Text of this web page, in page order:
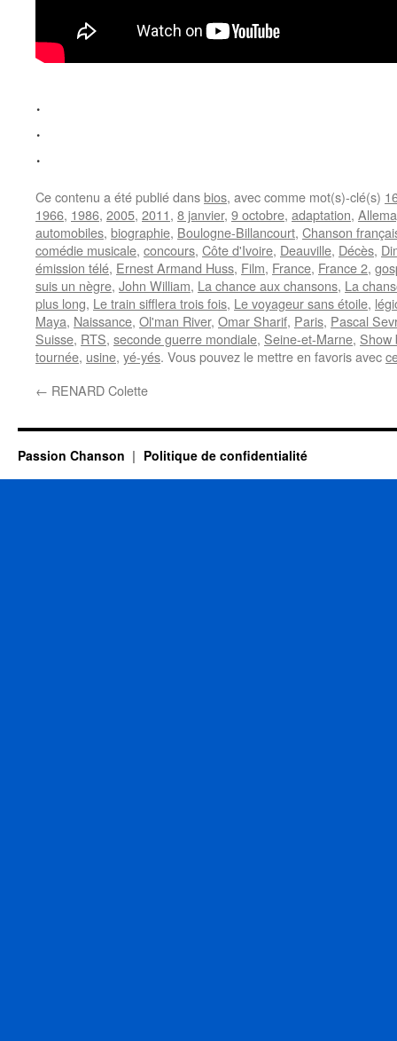
.
.
.
Ce contenu a été publié dansbios, avec comme mot(s)-clé(s)
1966, 1986, 2005, 2011, 8 janvier, 9 octobre, adaptation,
automobiles, biographie, Boulogne-Billancourt, Chanson
comédie musicale, concours, Côte d'Ivoire, Deauville, Décès,
émission télé, Ernest Armand Huss, Film, France, France 2,
suis un nègre, John William, La chance aux chansons, La
plus long, Le train sifflera trois fois, Le voyageur sans étoile,
Maya, Naissance, Ol'man River, Omar Sharif, Paris, Pascal
Suisse, RTS, seconde guerre mondiale, Seine-et-Marne, Show
tournée, usine, yé-yés. Vous pouvez le mettre en favoris avec
← RENARD Colette
Passion Chanson Politique de confidentialité